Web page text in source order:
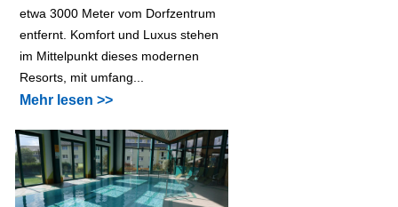
etwa 3000 Meter vom Dorfzentrum
entfernt. Komfort und Luxus stehen
im Mittelpunkt dieses modernen
Resorts, mit umfang...
Mehr lesen >>